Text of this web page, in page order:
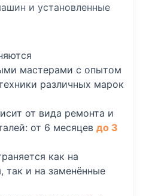
и установленные
мастерами с опытом
различных марок
от вида ремонта и
от 6 месяцев до 3
как на
так и на заменённые